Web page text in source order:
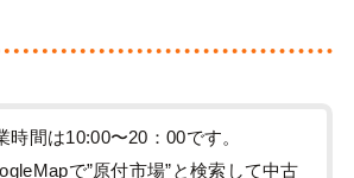
時間は10:00〜20：00です。
で”原付市場”と検索して中古